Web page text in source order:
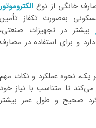
خانگی از نوع الکتروموتور
به‌صورت تکفاز تأمین
بیشتر در تجهیزات صنعتی،
و برای استفاده در مصارف
یک، نحوه عملکرد و نکات مهم
تا متناسب با نیاز خود
صحیح و طول عمر بیشتر